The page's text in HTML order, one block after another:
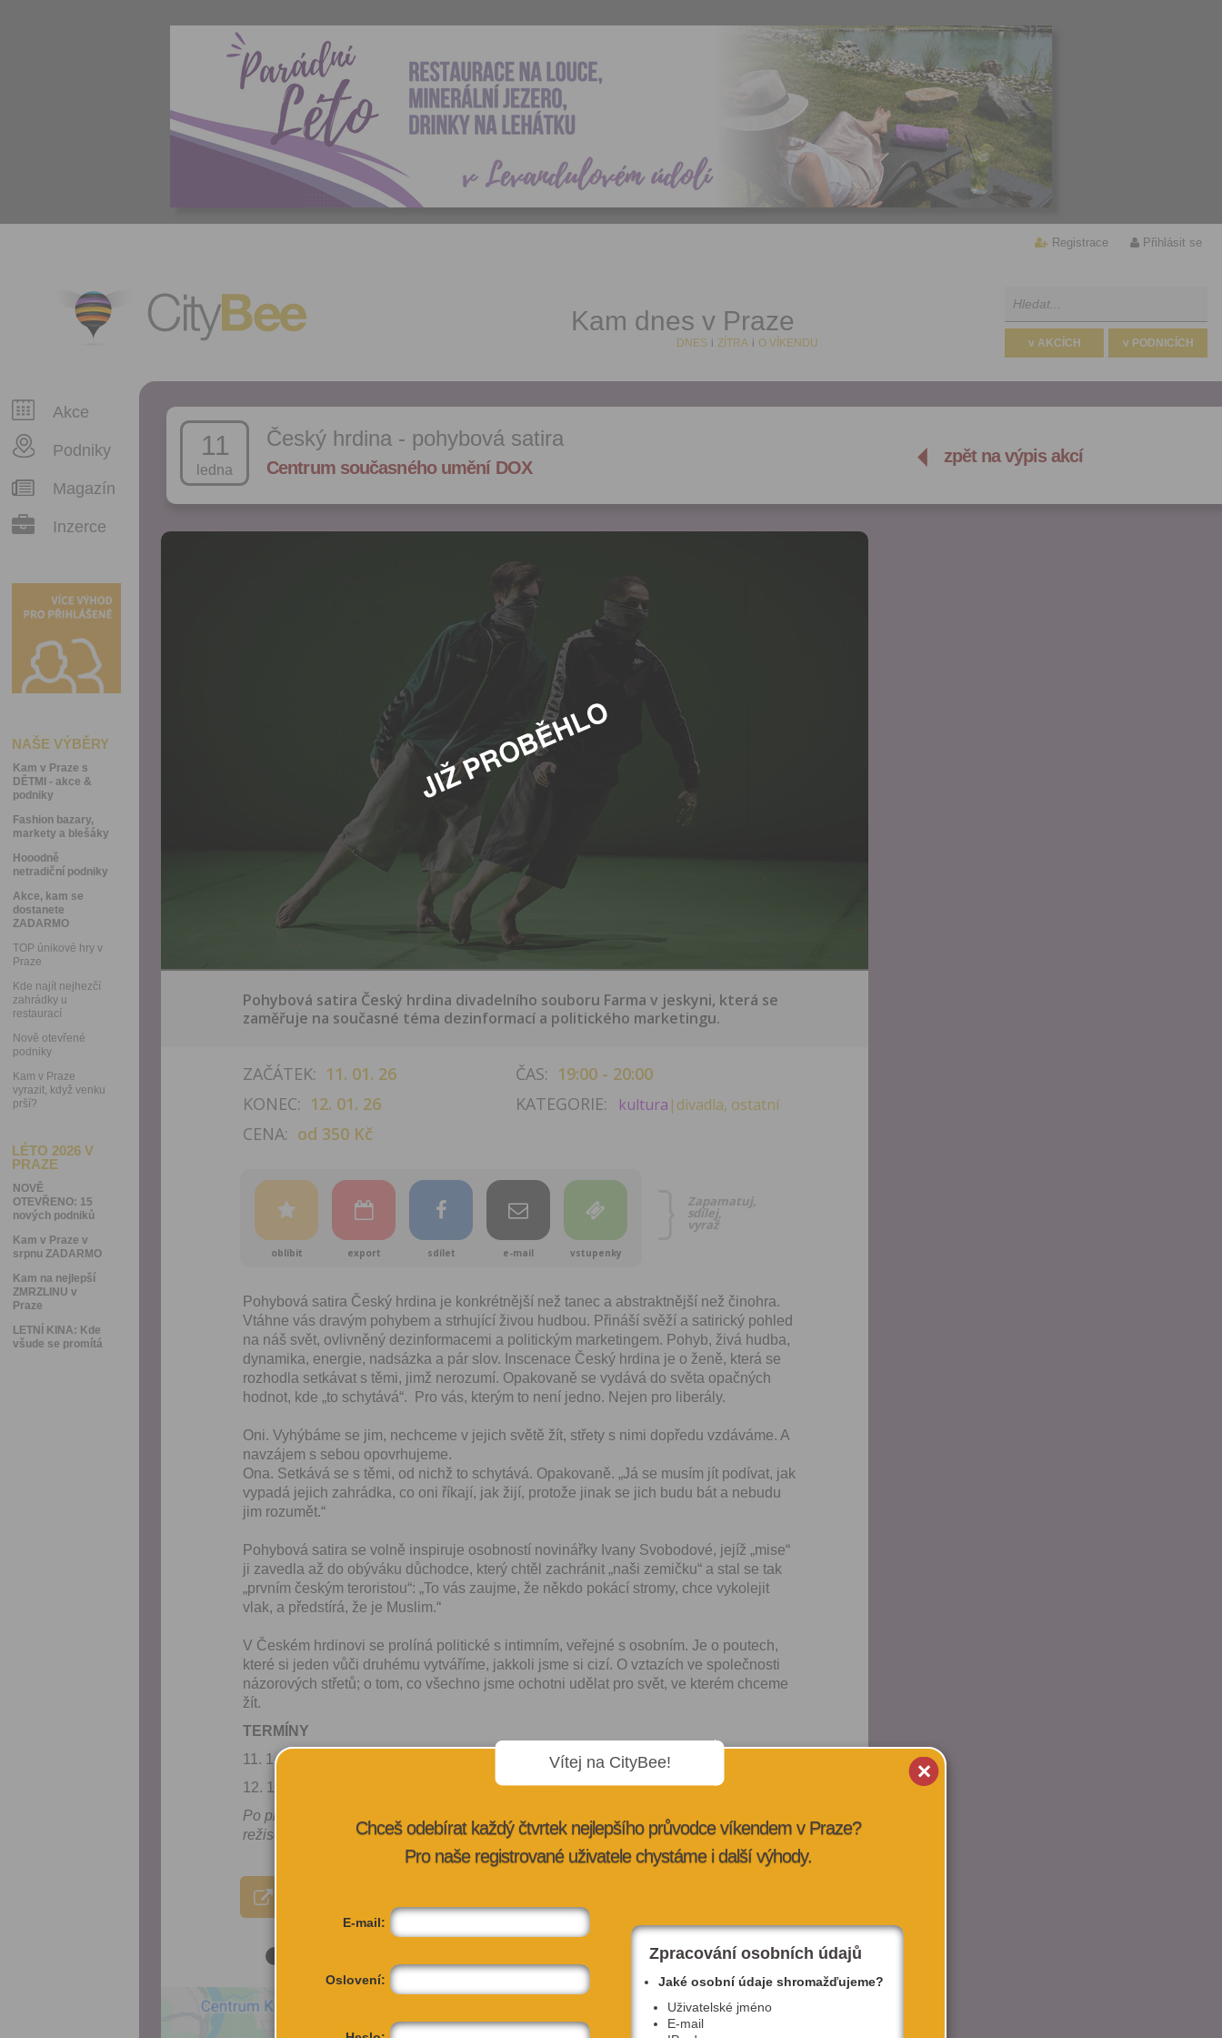
Registrace Přihlásit se
CityBee Kam dnes v Praze
DNES i ZÍTRA i O VÍKENDU
Akce
Podniky
Magazín
Inzerce
NAŠE VÝBĚRY
Kam v Praze s
DĚTMI - akce &
podniky
Fashion bazary,
markety a blešáky
Hooodně
netradiční podniky
Akce, kam se
dostanete
ZADARMO
TOP únikové hry v
Praze
Kde najít nejhezčí
zahrádky u
restaurací
Nově otevřené
podniky
Kam v Praze
vyrazit, když venku
prší?
LÉTO 2026 V
PRAZE
NOVĚ
OTEVŘENO: 15
nových podniků
Kam v Praze v
srpnu ZADARMO
Kam na nejlepší
ZMRZLINU v
Praze
LETNÍ KINA: Kde
všude se promítá
11
ledna
Český hrdina - pohybová satira
Centrum současného umění DOX
zpět na výpis akcí
Pohybová satira Český hrdina divadelního souboru Farma v jeskyni, která se
zaměřuje na současné téma dezinformací a politického marketingu.
ZAČÁTEK: 11. 01. 26
KONEC: 12. 01. 26
CENA: od 350 Kč
ČAS: 19:00 - 20:00
KATEGORIE:
kultura |divadla, ostatní
oblíbit export sdílet e-mail vstupenky
Zapamatuj,
sdílej,
vyraž
Pohybová satira Český hrdina je konkrétnější než tanec a abstraktnější než činohra.
Vtáhne vás dravým pohybem a strhující živou hudbou. Přináší svěží a satirický pohled
na náš svět, ovlivněný dezinformacemi a politickým marketingem. Pohyb, živá hudba,
dynamika, energie, nadsázka a pár slov. Inscenace Český hrdina je o ženě, která se
rozhodla setkávat s těmi, jimž nerozumí. Opakovaně se vydává do světa opačných
hodnot, kde „to schytává“. Pro vás, kterým to není jedno. Nejen pro liberály.
Oni. Vyhýbáme se jim, nechceme v jejich světě žít, střety s nimi dopředu vzdáváme. A
navzájem s sebou opovrhujeme.
Ona. Setkává se s těmi, od nichž to schytává. Opakovaně. „Já se musím jít podívat, jak
vypadá jejich zahrádka, co oni říkají, jak žijí, protože jinak se jich budu bát a nebudu
jim rozumět.“
Pohybová satira se volně inspiruje osobností novinářky Ivany Svobodové, jejíž „mise“
ji zavedla až do obýváku důchodce, který chtěl zachránit „naši zemičku“ a stal se tak
„prvním českým teroristou“: „To vás zaujme, že někdo pokácí stromy, chce vykolejit
vlak, a předstírá, že je Muslim.“
V Českém hrdinovi se prolíná politické s intimním, veřejné s osobním. Je o poutech,
které si jeden vůči druhému vytváříme, jakkoli jsme si cizí. O vztazích ve společnosti
názorových střetů; o tom, co všechno jsme ochotni udělat pro svět, ve kterém chceme
žít.
TERMÍNY
11. 1. 2026, 19:00
12. 1. 2026, 19:00
Po představení 11. ledna proběhne diskuze s novinářkou Ivanou Svobodovou a
režisérem Viliamem Dočolomanským.
Vítej na CityBee!
Chceš odebírat každý čtvrtek nejlepšího průvodce víkendem v Praze?
Pro naše registrované uživatele chystáme i další výhody.
E-mail:
Oslovení:
Zpracování osobních údajů
Jaké osobní údaje shromažďujeme?
Uživatelské jméno
E-mail